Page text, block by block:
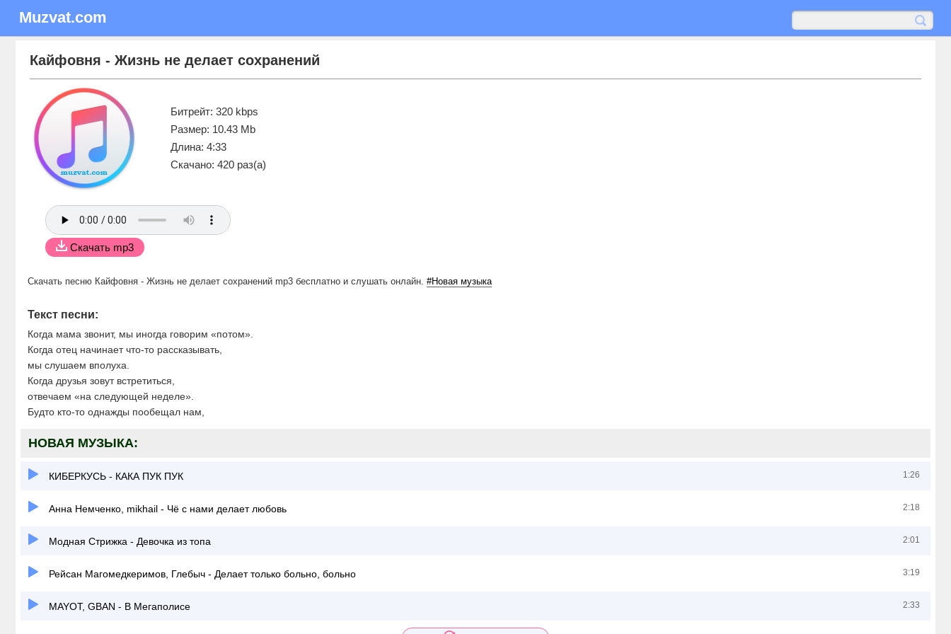
Muzvat.com
Кайфовня - Жизнь не делает сохранений
Битрейт: 320 kbps
Размер: 10.43 Mb
Длина: 4:33
Скачано: 420 раз(а)
Скачать mp3
Скачать песню Кайфовня - Жизнь не делает сохранений mp3 бесплатно и слушать онлайн. #Новая музыка
Текст песни:
Когда мама звонит, мы иногда говорим «потом».
Когда отец начинает что-то рассказывать,
мы слушаем вполуха.
Когда друзья зовут встретиться,
отвечаем «на следующей неделе».
Будто кто-то однажды пообещал нам,
НОВАЯ МУЗЫКА:
КИБЕРКУСЬ - КАКА ПУК ПУК 1:26
Анна Немченко, mikhail - Чё с нами делает любовь 2:18
Модная Стрижка - Девочка из топа 2:01
Рейсан Магомедкеримов, Глебыч - Делает только больно, больно 3:19
MAYOT, GBAN - В Мегаполисе 2:33